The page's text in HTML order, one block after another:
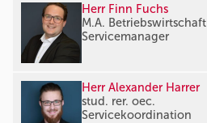
Herr Finn Fuchs
M.A. Betriebswirtschaft
Servicemanager
Herr Alexander Harrer
stud. rer. oec.
Servicekoordination